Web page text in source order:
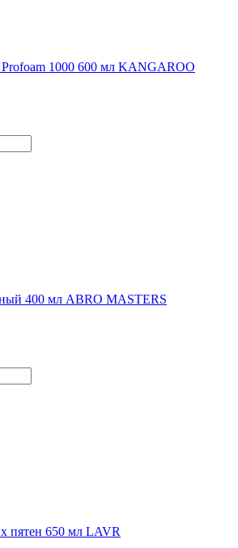
1000 600 мл KANGAROO
400 мл ABRO MASTERS
пятен 650 мл LAVR